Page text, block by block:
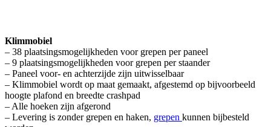
Klimmobiel
– 38 plaatsingsmogelijkheden voor grepen per paneel
– 9 plaatsingsmogelijkheden voor grepen per staander
– Paneel voor- en achterzijde zijn uitwisselbaar
– Klimmobiel wordt op maat gemaakt, afgestemd op bijvoorbeeld
hoogte plafond en breedte crashpad
– Alle hoeken zijn afgerond
– Levering is zonder grepen en haken, grepen kunnen bijbesteld